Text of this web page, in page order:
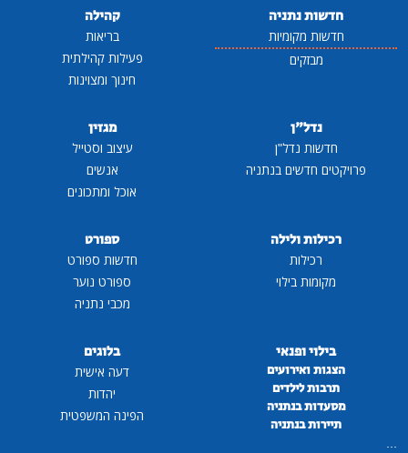
חדשות נתניה
חדשות מקומיות
מבזקים
קהילה
בריאות
פעילות קהילתית
חינוך ומצוינות
נדל"ן
חדשות נדל"ן
פרויקטים חדשים בנתניה
מגזין
עיצוב וסטייל
אנשים
אוכל ומתכונים
רכילות ולילה
רכילות
מקומות בילוי
ספורט
חדשות ספורט
ספורט נוער
מכבי נתניה
בילוי ופנאי
הצגות ואירועים
תרבות לילדים
מסעדות בנתניה
תיירות בנתניה
...
בלוגים
דעה אישית
יהדות
הפינה המשפטית